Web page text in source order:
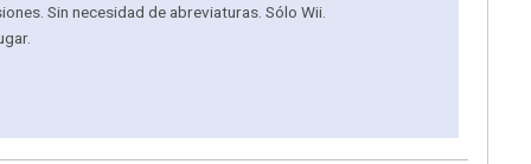
Sin necesidad de abreviaturas. Sólo Wii.